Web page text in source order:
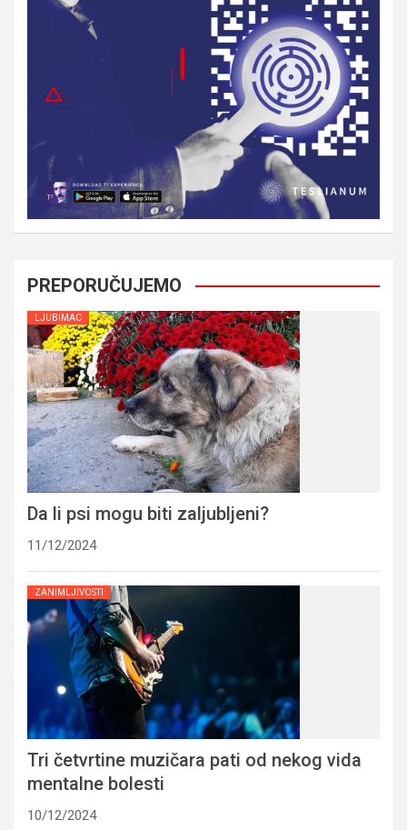
PREPORUČUJEMO
LJUBIMAC
Da li psi mogu biti zaljubljeni?
11/12/2024
ZANIMLJIVOSTI
Tri četvrtine muzičara pati od nekog vida
mentalne bolesti
10/12/2024